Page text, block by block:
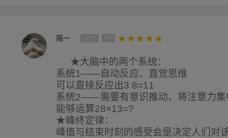
简一
★大脑中的两个系统：
系统1——自动反应、直觉思维
可以直接反应出3 8=11
系统2——需要有意识推动、将注意力集
能够运算28×13=?
★峰终定律：
峰值与结束时刻的感受会是决定人们对